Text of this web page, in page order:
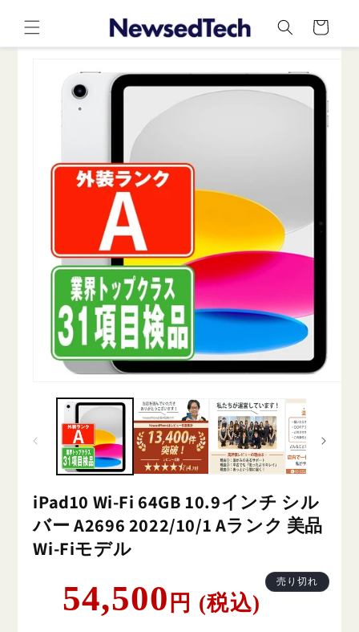
ンツに
進む
ー
ト
報にス
キップ
iPad10 Wi-Fi 64GB 10.9インチ シル
バー A2696 2022/10/1 Aランク 美品
Wi-Fiモデル
常
54,500 円 (税込)
売り切れ